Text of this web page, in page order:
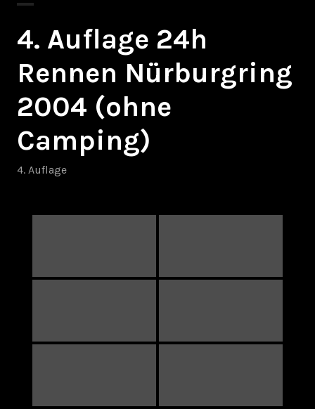
4. Auflage 24h
Rennen Nürburgring
2004 (ohne
Camping)
4. Auflage